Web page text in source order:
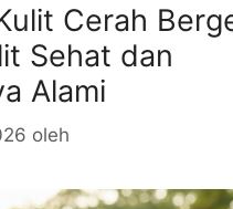
Cerah
Sehat dan
Alami
oleh